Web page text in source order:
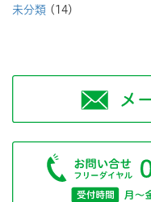
未分類 (14)